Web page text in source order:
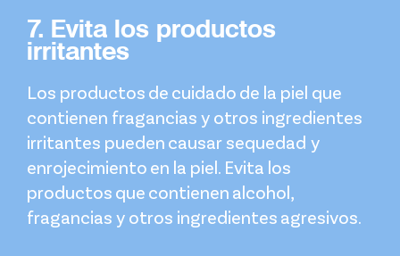
7. Evita los productos
irritantes
Los productos de cuidado de la piel que
contienen fragancias y otros ingredientes
irritantes pueden causar sequedad y
enrojecimiento en la piel. Evita los
productos que contienen alcohol,
fragancias y otros ingredientes agresivos.